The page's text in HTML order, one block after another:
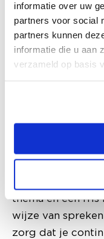
informatie over uw
partners voor social
partners kunnen
informatie die u aan
verzameld op basis
nieuwe
kan op Insta en
wereld visueel
lokale winkel
zelfstandig
etalages, je
een likje verf,
thema en een
wijze van
zorg dat je